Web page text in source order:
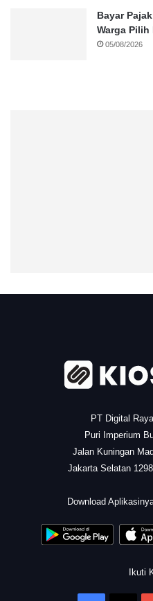
Bayar
Warga Pilih
05/08/2026
PT Digital
Puri Imperium
Jalan Kuningan
Jakarta Selatan
Download
Ikuti